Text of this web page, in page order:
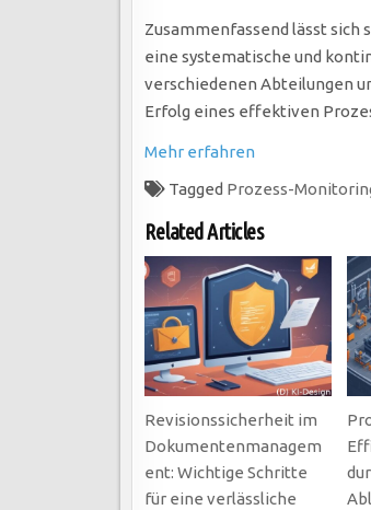
Zusammenfassend lässt sich
eine systematische und
verschiedenen Abteilungen
Erfolg eines effektiven
Mehr erfahren
Tagged Prozess-
Related Articles
Revisionssicherheit im
Dokumentenmanagem
ent: Wichtige Schritte
für eine verlässliche